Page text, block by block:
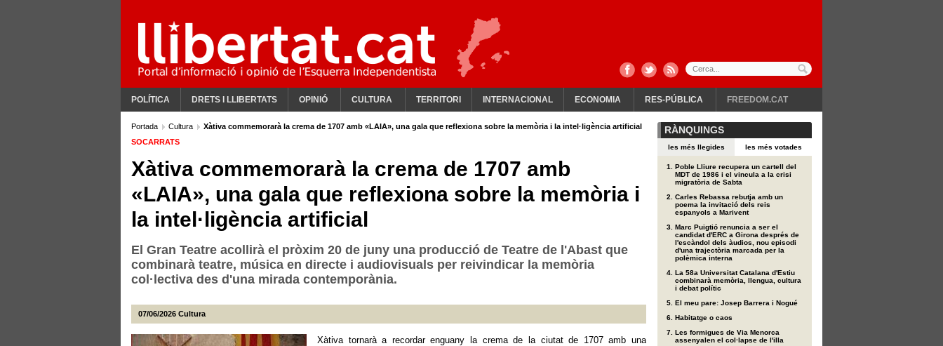
POLÍTICA DRETS I LLIBERTATS OPINIÓ CULTURA TERRITORI INTERNACIONAL ECONOMIA RES-PÚBLICA FREEDOM.CAT
Portada Cultura
Xàtiva commemorarà la crema de 1707 amb «LAIA», una gala que reflexiona sobre la memòria i la intel·ligència artificial
SOCARRATS
Xàtiva commemorarà la crema de 1707 amb
«LAIA», una gala que reflexiona sobre la memòria i
la intel·ligència artificial
El Gran Teatre acollirà el pròxim 20 de juny una producció de Teatre de l'Abast que
combinarà teatre, música en directe i audiovisuals per reivindicar la memòria
col·lectiva des d'una mirada contemporània.
07/06/2026 Cultura
Xàtiva tornarà a recordar enguany la crema de la ciutat de 1707 amb una
RÀNQUINGS
les més llegides les més votades
Poble Lliure recupera un cartell del
MDT de 1986 i el vincula a la crisi
migratòria de Sabta
Carles Rebassa rebutja amb un
poema la invitació dels reis
espanyols a Marivent
Marc Puigtió renuncia a ser el
candidat d'ERC a Girona després de
l'escàndol dels àudios, nou episodi
d'una trajectòria marcada per la
polèmica interna
La 58a Universitat Catalana d'Estiu
combinarà memòria, llengua, cultura
i debat polític
El meu pare: Josep Barrera i Nogué
Habitatge o caos
Les formigues de Via Menorca
assenyalen el col·lapse de l'illa